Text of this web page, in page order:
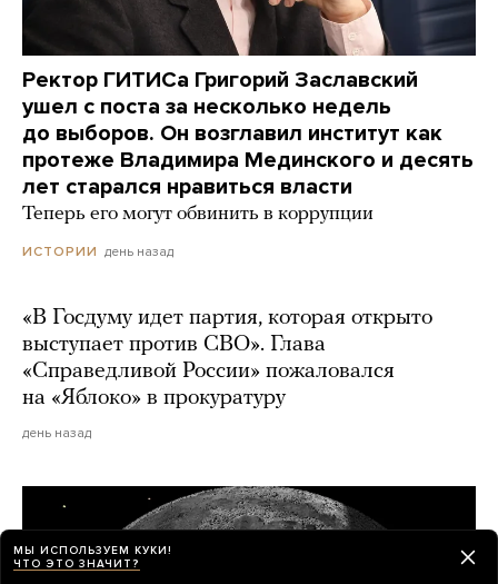
Ректор ГИТИСа Григорий Заславский
ушел с поста за несколько недель
до выборов. Он возглавил институт как
протеже Владимира Мединского и десять
лет старался нравиться власти
Теперь его могут обвинить в коррупции
ИСТОРИИ день назад
«В Госдуму идет партия, которая открыто
выступает против СВО». Глава
«Справедливой России» пожаловался
на «Яблоко» в прокуратуру
день назад
МЫ ИСПОЛЬЗУЕМ КУКИ!
ЧТО ЭТО ЗНАЧИТ?